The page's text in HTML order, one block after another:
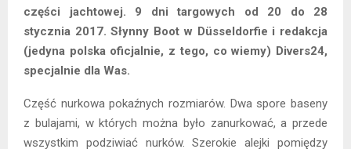
części jachtowej. 9 dni targowych od 20 do 28
stycznia 2017. Słynny Boot w Düsseldorfie i redakcja
(jedyna polska oficjalnie, z tego, co wiemy) Divers24,
specjalnie dla Was.
Część nurkowa pokaźnych rozmiarów. Dwa spore baseny
z bulajami, w których można było zanurkować, a przede
wszystkim podziwiać nurków. Szerokie alejki pomiędzy